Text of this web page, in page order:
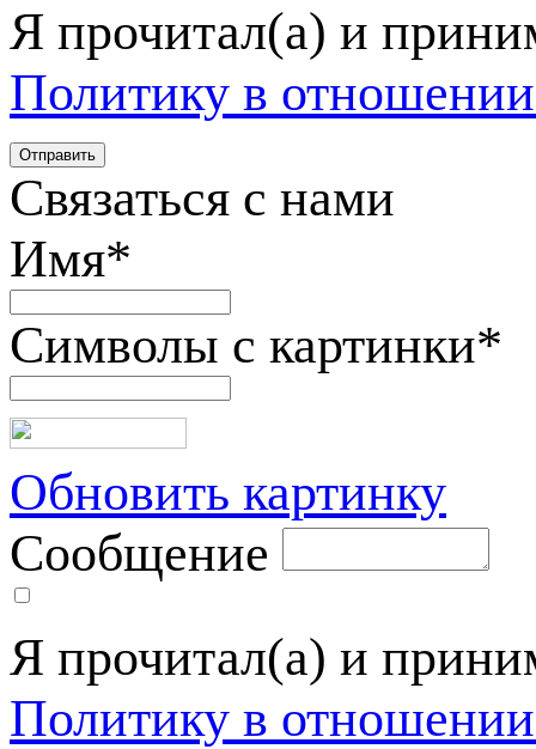
Я прочитал(а) и
Политику в
Связаться с нами
Имя*
Символы с картинки*
Обновить картинку
Сообщение
Я прочитал(а) и
Политику в